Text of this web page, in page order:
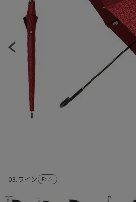
03.ワイン F : △